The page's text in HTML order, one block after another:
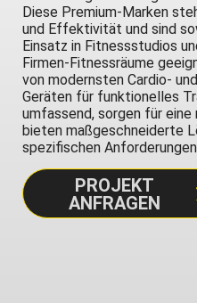
Diese Premium-Marken
und Effektivität und sind
Einsatz in Fitnessstudios
Firmen-Fitnessräume
von modernsten Cardio-
Geräten für funktionelles
umfassend, sorgen für
bieten maßgeschneiderte
spezifischen
PROJEKT
ANFRAGEN